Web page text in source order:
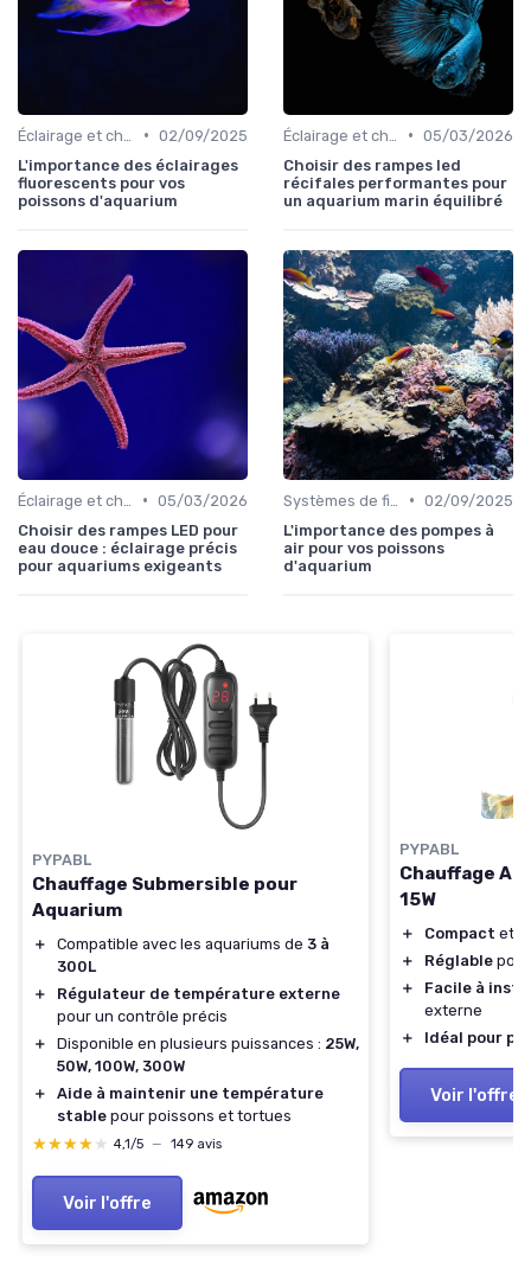
• 02/09/2025
L'importance des éclairages
fluorescents pour vos
poissons d'aquarium
• 05/03/2026
Choisir des rampes led
récifales performantes pour
un aquarium marin équilibré
• 05/03/2026
Choisir des rampes LED pour
eau douce : éclairage précis
pour aquariums exigeants
• 02/09/2025
L'importance des pompes à
air pour vos poissons
d'aquarium
PYPABL
Chauffage Submersible pour
Aquarium
＋ Compatible avec les aquariums de 3 à
300L
＋
Régulateur de température externe
pour un contrôle précis
＋
Disponible en plusieurs puissances : 25W,
50W, 100W, 300W
＋
Aide à maintenir une température
stable pour poissons et tortues
★★★★★
★★★★★ 4,1/5 — 149 avis
Voir l'offre
PYPABL
Chauffage
15W
＋ Compact et
＋
Réglable
＋
Facile à
externe
＋
Idéal pour
Voir l'offre